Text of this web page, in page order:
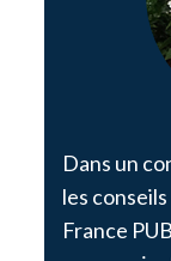
Dans un
les
France